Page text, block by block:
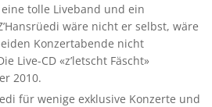
tolle Liveband und ein
wäre nicht er selbst, wäre
Konzertabende nicht
Live-CD «z’letscht Fäscht»
2010.
für wenige exklusive Konzerte und